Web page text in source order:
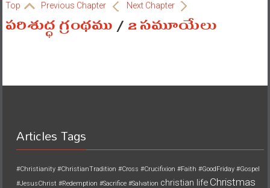
Top Previous Chapter Next Chapter
పరిశుద్ధ గ్రంథము/2 సమూయేలు
Articles Tags
#Christianity #ChristianTradition #Cross #Crucifixion #Faith #GoodFriday #Gospel
#JesusChrist #Redemption #Sacrifice #Salvation christian life Christmas